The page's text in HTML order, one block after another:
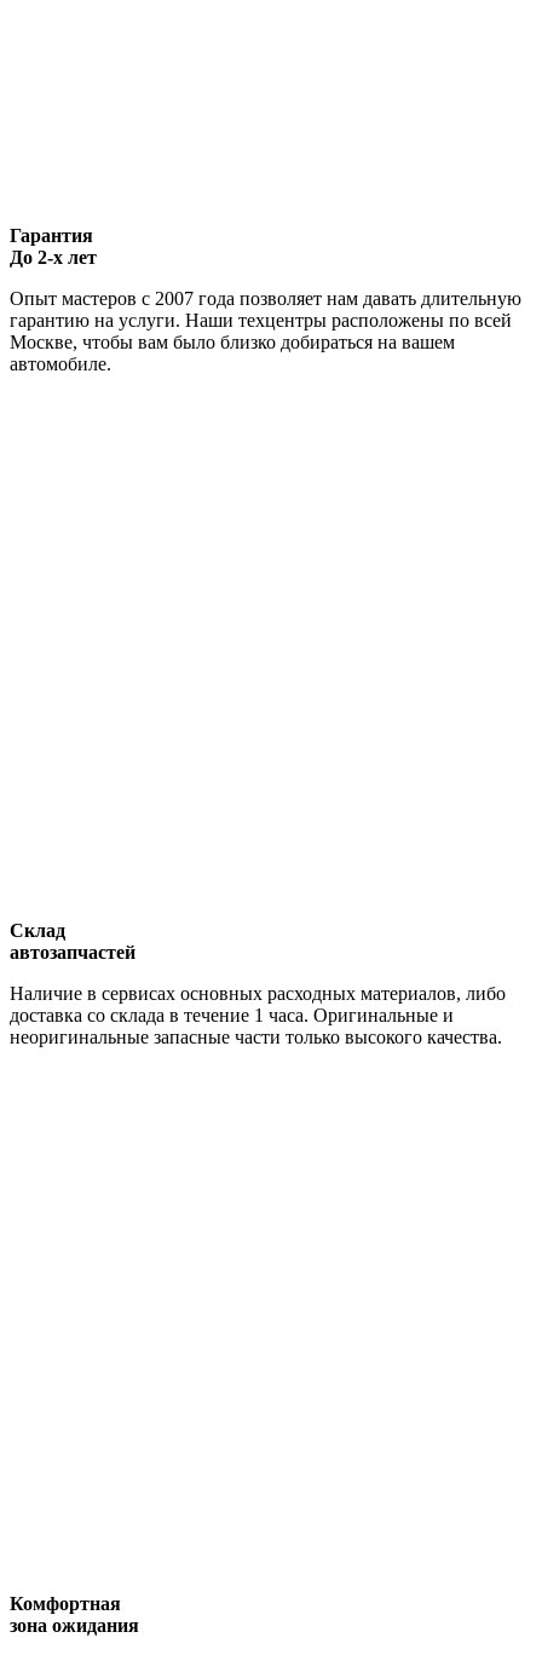
Гарантия
До 2-х лет
Опыт мастеров с 2007 года позволяет нам давать длительную
гарантию на услуги. Наши техцентры расположены по всей
Москве, чтобы вам было близко добираться на вашем
автомобиле.
Склад
автозапчастей
Наличие в сервисах основных расходных материалов, либо
доставка со склада в течение 1 часа. Оригинальные и
неоригинальные запасные части только высокого качества.
Комфортная
зона ожидания